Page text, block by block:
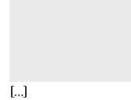
[…]